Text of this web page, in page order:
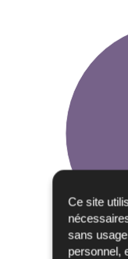
Ce site
sans
personnel,